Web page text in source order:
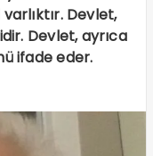
Devlet,
Devlet, ayrıca
ifade eder.